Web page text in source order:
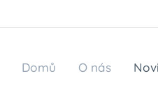
Domů O nás